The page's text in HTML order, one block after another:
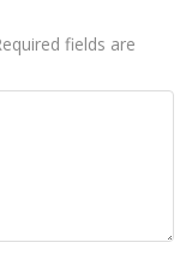
fields are